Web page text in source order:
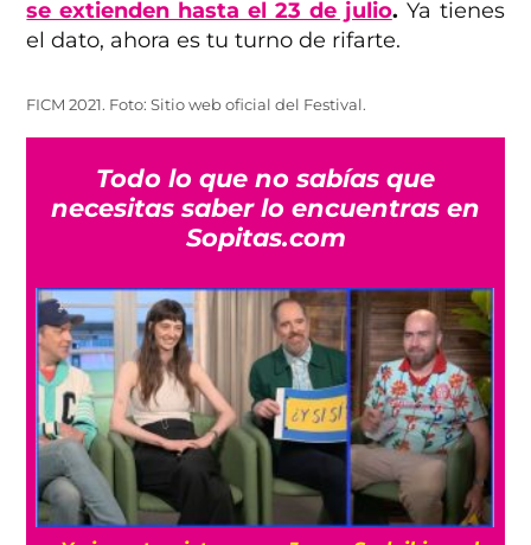
se extienden hasta el 23 de julio. Ya tienes
el dato, ahora es tu turno de rifarte.
FICM 2021. Foto: Sitio web oficial del Festival.
Todo lo que no sabías que
necesitas saber lo encuentras en
Sopitas.com